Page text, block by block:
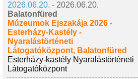
2026.06.20. - 2026.06.20.
Balatonfüred
Múzeumok Éjszakája 2026 -
Esterházy-Kastély -
Nyaralástörténeti
Látogatóközpont, Balatonfüred
Esterházy-kastély Nyaralástörténeti
Látogatóközpont